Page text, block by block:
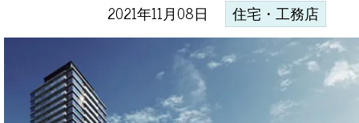
2021年11月08日 住宅・工務店